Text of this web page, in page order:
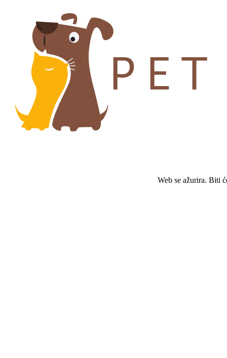
Web se ažurira. Biti